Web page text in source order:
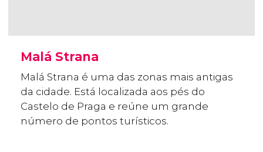
Malá Strana
Malá Strana é uma das zonas mais antigas
da cidade. Está localizada aos pés do
Castelo de Praga e reúne um grande
número de pontos turísticos.